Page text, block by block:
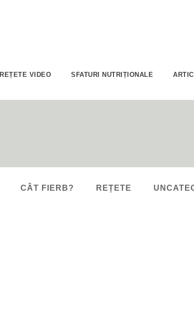
REȚETE VIDEO SFATURI NUTRIȚIONALE
CÂT FIERB? REȚETE